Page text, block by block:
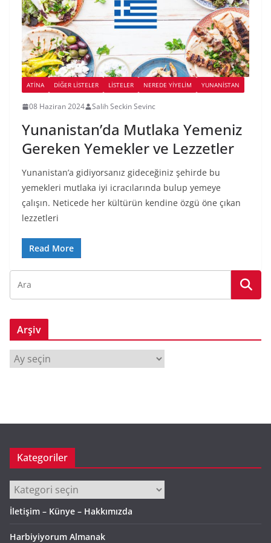
ATINA DIĞER LISTELER LİSTELER NEREDE YİYELİM YUNANISTAN
08 Haziran 2024 Salih Seckin Sevinc
Yunanistan’da Mutlaka Yemeniz
Gereken Yemekler ve Lezzetler
Yunanistan’a gidiyorsanız gideceğiniz şehirde bu
yemekleri mutlaka iyi icracılarında bulup yemeye
çalışın. Neticede her kültürün kendine özgü öne çıkan
lezzetleri
Read More
Arşiv
Kategoriler
Kategoriler
İletişim – Künye – Hakkımızda
Harbiyiyorum Almanak